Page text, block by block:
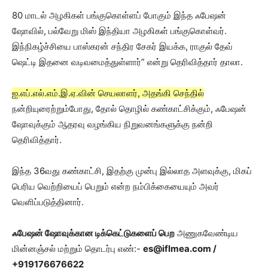
80 மாடல் அழகிகள் பங்குகொள்ளப் போகும் இந்த ஃபேஷன்
ஷோவில், பல்வேறு மிஸ் இந்தியா அழகிகள் பங்குகொள்வர்.
இந்நிகழ்ச்சியை பாஸ்கரன் சந்திர சேகர் இயக்க, ராகுல் தேவ்
ஷெட்டி இதனை வடிவமைத்துள்ளார்” என்று தெரிவித்தார் தாலா.
ஐ.எப்.எல்.எம்.இ.ஏ.வின் செயலாளர், அதங்கி செந்தில்
நன்றியுரைற்றும்போது, தோல் தொழில் கண்காட்சிக்கும், ஃபேஷன்
ஷோவுக்கும் ஆதரவு வழங்கிய நிறுவனங்களுக்கு நன்றி
தெரிவித்தார்.
இந்த 36வது கண்காட்சி, இதற்கு முன்பு இல்லாத அளவுக்கு, மிகப்
பெரிய வெற்றியைப் பெறும் என்ற நம்பிக்கையையும் அவர்
வெளிப்படுத்தினார்.
ஃபேஷன் ஷோவுக்கான டிக்கெட்டுகளைப் பெற அணுகவேண்டிய
மின்னஞ்சல் மற்றும் தொடர்பு எண்:- es@iflmea.com /
+919176676622